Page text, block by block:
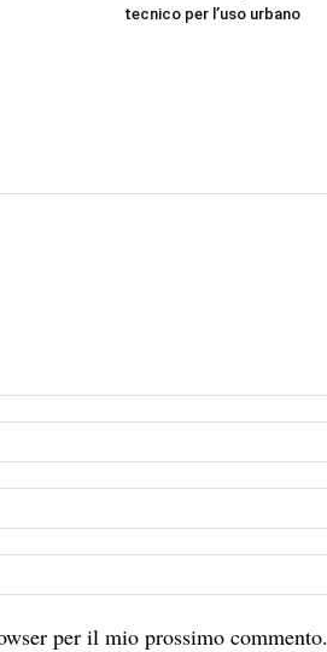
tecnico per l’uso urbano
per il mio prossimo commento.